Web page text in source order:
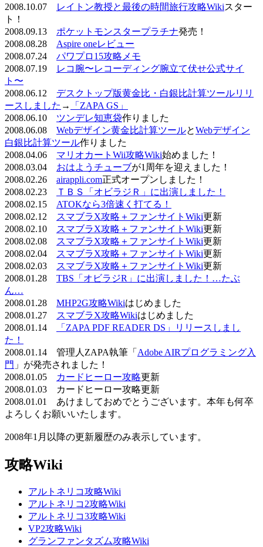
2008.10.07
レイトン教授と最後の時間旅行攻略Wikiスター
ト！
2008.09.13 ポケットモンスタープラチナ発売！
2008.08.28 Aspire oneレビュー
2008.07.24 パワプロ15攻略メモ
2008.07.19
レコ腕〜レコーディング腕立て伏せ公式サイ
ト〜
2008.06.12 デスクトップ版黄金比・白銀比計算ツールリリ
ースしました →
「ZAPA GS」
2008.06.10 ツンデレ知恵袋作りました
2008.06.08 Webデザイン黄金比計算ツールとWebデザイン
白銀比計算ツール作りました
2008.04.06 マリオカートWii攻略Wiki始めました！
2008.03.04 おはようチューブが1周年を迎えました！
2008.02.26 airappli.com正式オープンしました！
2008.02.23
ＴＢＳ「オビラジＲ」に出演しました！
2008.02.15 ATOKなら3倍速く打てる！
2008.02.12
スマブラX攻略＋ファンサイトWiki更新
2008.02.10
スマブラX攻略＋ファンサイトWiki更新
2008.02.08
スマブラX攻略＋ファンサイトWiki更新
2008.02.04
スマブラX攻略＋ファンサイトWiki更新
2008.02.03
スマブラX攻略＋ファンサイトWiki更新
2008.01.28 TBS「オビラジR」に出演しました！…たぶ
ん…
2008.01.28 MHP2G攻略Wikiはじめました
2008.01.27
スマブラX攻略Wikiはじめました
2008.01.14
「ZAPA PDF READER DS」リリースしまし
た！
2008.01.14 管理人ZAPA執筆「 Adobe AIRプログラミング入
門 」が発売されました！
2008.01.05
カードヒーロー攻略更新
2008.01.03 カードヒーロー攻略更新
2008.01.01 あけましておめでとうございます。本年も何卒
よろしくお願いいたします。
2008年1月以降の更新履歴のみ表示しています。
攻略Wiki
アルトネリコ攻略Wiki
アルトネリコ2攻略Wiki
アルトネリコ3攻略Wiki
VP2攻略Wiki
グランファンタズム攻略Wiki